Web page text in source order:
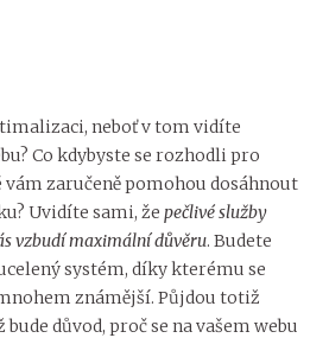
neboť v tom vidíte
Co kdybyste se rozhodli pro
vám zaručeně pomohou dosáhnout
Uvidíte sami, že pečlivé služby
vzbudí maximální důvěru. Budete
systém, díky kterému se
známější. Půjdou totiž
důvod, proč se na vašem webu